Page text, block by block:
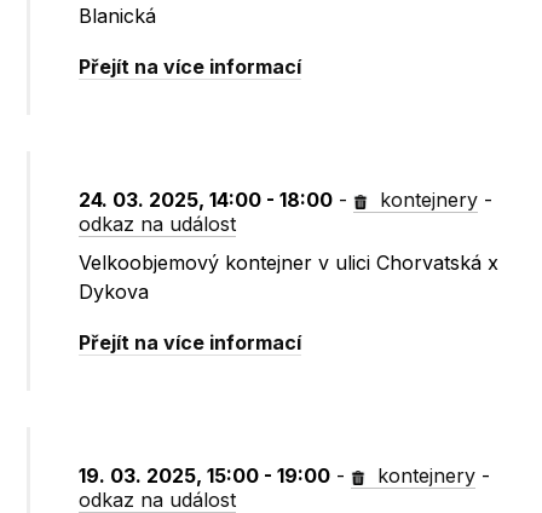
Blanická
Přejít na více informací
24. 03. 2025, 14:00 - 18:00 - kontejnery -
odkaz na událost
Velkoobjemový kontejner v ulici Chorvatská x
Dykova
Přejít na více informací
19. 03. 2025, 15:00 - 19:00 - kontejnery -
odkaz na událost